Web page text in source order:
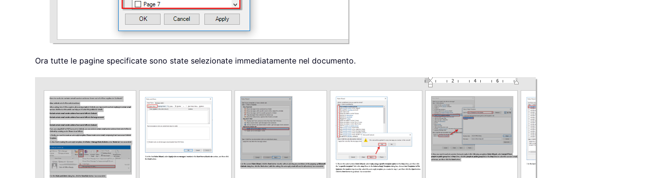
Ora tutte le pagine specificate sono state selezionate immediatamente nel documento.